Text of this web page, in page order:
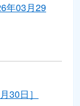
年03月29
30日］